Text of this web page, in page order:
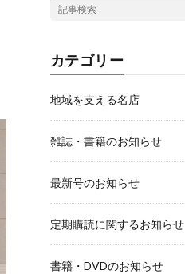
カテゴリー
地域を支える名店
雑誌・書籍のお知らせ
最新号のお知らせ
定期購読に関するお知らせ
書籍・DVDのお知らせ